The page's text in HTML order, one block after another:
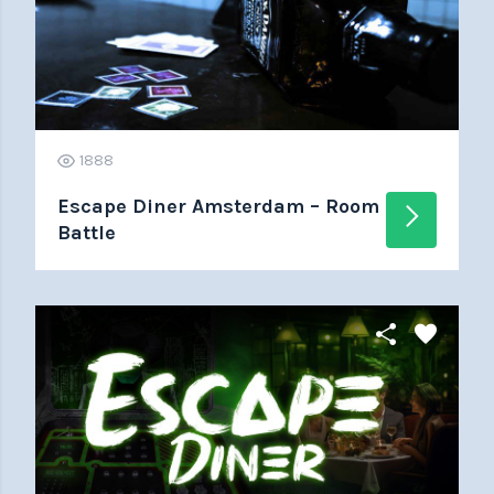
1888
Escape Diner Amsterdam – Room
Battle
arrow_forward_ios
share favorite